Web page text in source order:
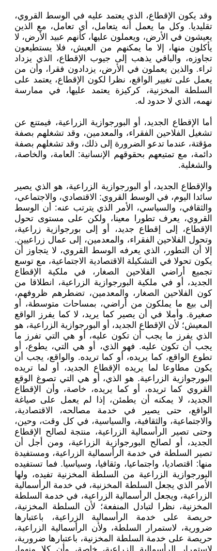
وقد يكون الإقطاع، الذي يعتمد عليه في الوسط القروي،
تقليديا. وكل ما يعمل أنه يتعامل، أي تعامل، مع الذين
يعيشون في الأرض، ويعملون عليها، كأنهم عبيد الأرض، لا
يأكلون منها، إلا ما يمكنهم من العيش، فلا يستطيعون
تجاوزه، والباقي يذهب إلى جيوب الإقطاع، الذي يزداد
ثراء. والذين يعملون في الأرض، يزدادون فقرا، وأن من
يعمل على تغيير الواقع، نظرا لكون الإقطاع، يعتمد على
السلطة المخزنية، كركيزة يعتمد عليها، في ممارسة
نهمه، الذي لا حدود له.
أما الإقطاع الجديد، أو البورجوازية الزراعية، فيمتنع عن
تشغيل الفلاحين الفقراء، والمعدمين، وقد تشغلهم بصفة
مؤقتة، عندما تدعو الضرورة إلى ذلك، وقد تشغلهم بصفة
دائمة، مع تمتيعهم بحقوقهم الإنسانية: العامة، والخاصة،
والشغلية.
والإقطاع الجديد، أو البورجوازية الزراعية، هو الذي يصير
سائدا اليوم، في الوسط القروي: الاقتصادي، والاجتماعي،
والثقافي، والسياسي، الأمر الذي يترتب عنه: أن الوسط
القروي، يعرف تطورا معينا، ولكن على مستوى تحول
الإقطاع، إلى إقطاع جديد، أو إلى بورجوازية زراعية،
وتحول الفلاحين الفقراء، والمعدمين، إلى عمال زراعيين.
إلا أن التطور، الذي يعرفه الوسط القروي، لا يتجاوز أن
يكون تحولا في التشكيلة الاقتصادية الاجتماعية، مع توسع
تجميع أراضي الفلاحين الصغار، في ملكية الإقطاع
الجديد، أو في ملكية البورجوازية الزراعية، انطلاقا من
كون الفلاحين الصغار، والمعدمين، تضطرهم ظروفهم،
إلى بيع ما يملكون من أراضي، بمساحات متوسطة، أو
صغيرة. وأملا في أن يصير كما يريد، لا كما يفرز الواقع
المعيش؛ لأن الإقطاع الجديد، أو البورجوازية الزراعية، هو
الذي يفرز ما يجب أن تكون عليه، أو هي التي تفرز ما
يجب أن تكون عليه. فهو الذي، أو هي التي، يطوع، أو
تطوع الواقع، كما يريده، أو كما تريده. والواقع، يجب أن
يكون مطاوعا لما يريده الإقطاع الجديد، أو لما تريده
البورجوازية الزراعية. هو الذي، أو هي التي تصوغ الوقع
القروي كما تريده، أو كما يريده، خاصة، وأن الإقطاع
الجديد، لا يمكنه أن يطمئن، إذا لم يعمل على صياغة
الواقع، حتى يصير في خدمة مصالحه، الاقتصادية،
والاجتماعية، والثقافية، والسياسية، في كل وقت، وحين،
وحتى تصير الرأسمالية الزراعية، منتجة لصالح الإقطاع
الجديد، أو لصالح البورجوازية الزراعية، ومن أجل أن
تصير السلطة في خدمة الرأسمالية الزراعية، ومستفيدة
منها: اقتصاديا، واجتماعيا، وثقافيا، وسياسيا. فما تستفيده
البورجوازية الزراعية من السلطة المخزنية تفيده، ولها
الأمر الذي يجعل السلطة المخزنية، في خدمة الرأسمالية
الزراعية، ويجعل الرأسمالية الزراعية، في خدمة السلطة
المخزنية، نظرا لتبادل المنفعة؛ لأن السلطة المخزنية،
حريصة على خدمة الرأسمالية الزراعية، باعتبارها
ضرورية، لاستمرار السلطة، ولأن الرأسمالية الزراعية،
حريصة على خدمة السلطة المخزنية، باعتبارها ضرورية،